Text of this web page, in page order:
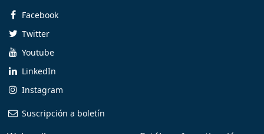
Facebook
Twitter
Youtube
LinkedIn
Instagram
Suscripción a boletín